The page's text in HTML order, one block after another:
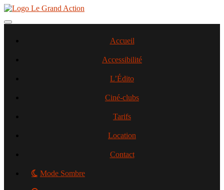
Aller
contenu
Toggle navigation
Accueil
Accessibilité
L’Édito
Ciné-clubs
Tarifs
Location
Contact
Mode Sombre